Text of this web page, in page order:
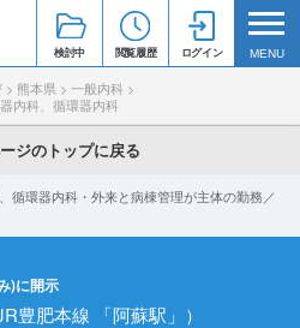
検討中 閲覧履歴 ログイン MENU
> 熊本県 > 一般内科 >
内科、循環器内科
ジのトップに戻る
循環器内科・外来と病棟管理が主体の勤務／
)に開示
豊肥本線 「阿蘇駅」）